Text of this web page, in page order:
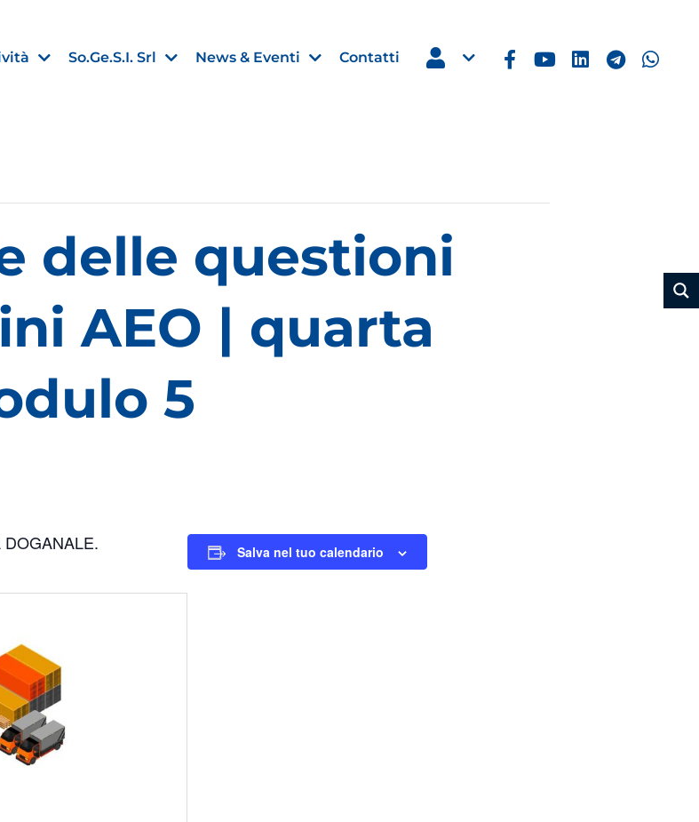
So.Ge.S.I. Srl News & Eventi
Finanza agevolata
“PMI, Industria e Incentivi alle Imprese
Estero
Filippine: missione
Manila, 5-7 ottobre 2026
Contatti
delle questioni
AEO | quarta
5
Salva nel tuo calendario